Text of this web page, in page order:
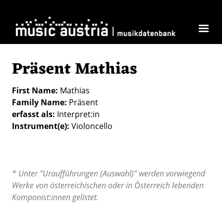
Präsent Mathias
First Name Mathias
Family Name Präsent
erfasst als Interpret:in
Instrument(e) Violoncello
* Unter "Uraufführungen (Auswahl)" werden vorwiegend
Werke von österreichischen oder in Österreich lebenden
Komponist:innen gelistet.